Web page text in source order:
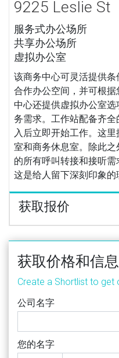
9225 Leslie St
服务式办公场所
共享办公场所
虚拟办公室
该商务中心可灵活提供
合作办公空间，并可根
中心还提供虚拟办公室
务需求。工作站配备齐
入后立即开始工作。这
室和商务休息室。除此
的所有呼叫转接和接听需
这是给人留下深刻印象的
获取报价
获取价格和信息
Create a Shortlist to get
公司名字
您的名字